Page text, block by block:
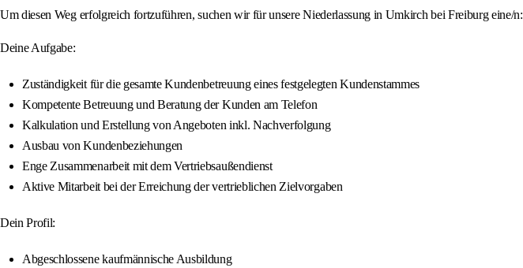
Um diesen Weg erfolgreich fortzuführen, suchen wir für unsere Niederlassung in Umkirch bei Freiburg eine/n:
Deine Aufgabe:
Zuständigkeit für die gesamte Kundenbetreuung eines festgelegten Kundenstammes
Kompetente Betreuung und Beratung der Kunden am Telefon
Kalkulation und Erstellung von Angeboten inkl. Nachverfolgung
Ausbau von Kundenbeziehungen
Enge Zusammenarbeit mit dem Vertriebsaußendienst
Aktive Mitarbeit bei der Erreichung der vertrieblichen Zielvorgaben
Dein Profil:
Abgeschlossene kaufmännische Ausbildung